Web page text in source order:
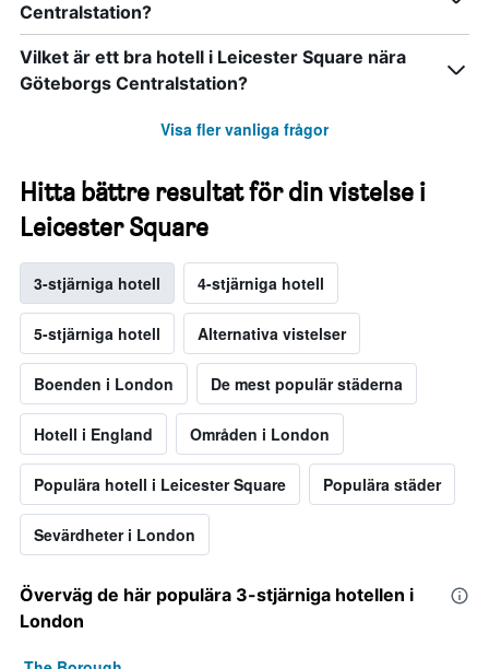
Centralstation?
Vilket är ett bra hotell i Leicester Square nära
Göteborgs Centralstation?
Visa fler vanliga frågor
Hitta bättre resultat för din vistelse i
Leicester Square
3-stjärniga hotell 4-stjärniga hotell
5-stjärniga hotell Alternativa vistelser
Boenden i London De mest populär städerna
Hotell i England Områden i London
Populära hotell i Leicester Square Populära städer
Sevärdheter i London
Överväg de här populära 3-stjärniga hotellen i
London